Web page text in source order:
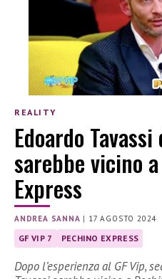
REALITY
Edoardo
sarebbe vicino
Express
ANDREA SANNA | 17 AGOSTO 2024
GF VIP 7 PECHINO EXPRESS
Dopo l’esperienza al GF Vip,